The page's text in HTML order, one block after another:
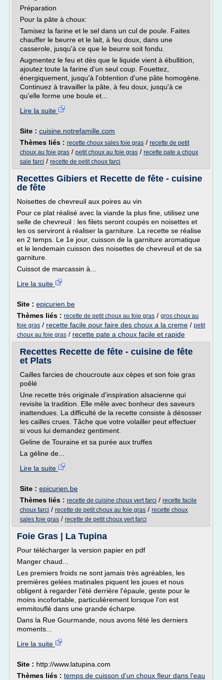
Préparation
Pour la pâte à choux:
Tamisez la farine et le sel dans un cul de poule. Faites
chauffer le beurre et le lait, à feu doux, dans une
casserole, jusqu'à ce que le beurre soit fondu.
Augmentez le feu et dès que le liquide vient à ébullition,
ajoutez toute la farine d'un seul coup. Fouettez,
énergiquement, jusqu'à l'obtention d'une pâte homogène.
Continuez à travailler la pâte, à feu doux, jusqu'à ce
qu'elle forme une boule et...
Lire la suite
Site : cuisine.notrefamille.com
Thèmes liés : recette choux sales foie gras / recette de petit
choux au foie gras / petit choux au foie gras / recette pate a choux
sale farci / recette de petit choux farci
Recettes Gibiers et Recette de fête - cuisine
de fête
Noisettes de chevreuil aux poires au vin
Pour ce plat réalisé avec la viande la plus fine, utilisez une
selle de chevreuil : les filets seront coupés en noisettes et
les os serviront à réaliser la garniture. La recette se réalise
en 2 temps. Le 1e jour, cuisson de la garniture aromatique
et le lendemain cuisson des noisettes de chevreuil et de sa
garniture.
Cuissot de marcassin à...
Lire la suite
Site : epicurien.be
Thèmes liés : recette de petit choux au foie gras / gros choux au
foie gras / recette facile pour faire des choux a la creme / petit
choux au foie gras / recette pate a choux facile et rapide
Recettes Recette de fête - cuisine de fête
et Plats
Cailles farcies de choucroute aux cèpes et son foie gras
poêlé
Une recette très originale d'inspiration alsacienne qui
revisite la tradition. Elle mêle avec bonheur des saveurs
inattendues. La difficulté de la recette consiste à désosser
les cailles crues. Tâche que votre volailler peut effectuer
si vous lui demandez gentiment.
Geline de Touraine et sa purée aux truffes
La géline de...
Lire la suite
Site : epicurien.be
Thèmes liés : recette de cuisine choux vert farci / recette facile
choux farci / recette de petit choux au foie gras / recette choux
sales foie gras / recette de petit choux vert farci
Foie Gras | La Tupina
Pour télécharger la version papier en pdf
Manger chaud...
Les premiers froids ne sont jamais très agréables, les
premières gelées matinales piquent les joues et nous
obligent à regarder l'été derrière l'épaule, geste pour le
moins incofortable, particulièrement lorsque l'on est
emmitouflé dans une grande écharpe.
Dans la Rue Gourmande, nous avons fêté les derniers
moments...
Lire la suite
Site : http://www.latupina.com
Thèmes liés : temps de cuisson d'un choux fleur dans l'eau